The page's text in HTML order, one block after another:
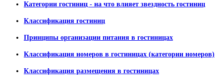
Категории гостиниц - на что влияет звездность гостиниц
Классификация гостиниц
Принципы организации питания в гостиницах
Классификация номеров в гостиницах (категории номеров)
Классификация размещения в гостиницах